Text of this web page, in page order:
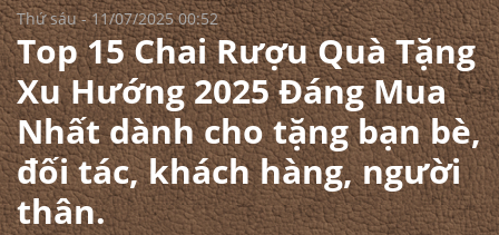
Thứ sáu - 11/07/2025 00:52
Top 15 Chai Rượu Quà Tặng
Xu Hướng 2025 Đáng Mua
Nhất dành cho tặng bạn bè,
đối tác, khách hàng, người
thân.